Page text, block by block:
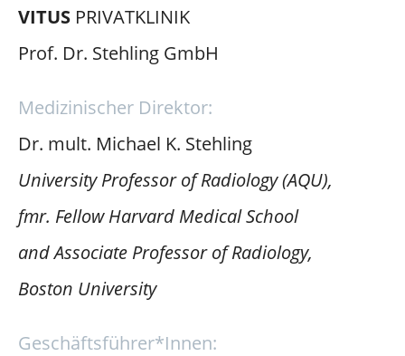
VITUS PRIVATKLINIK
Prof. Dr. Stehling GmbH
Medizinischer Direktor:
Dr. mult. Michael K. Stehling
University Professor of Radiology (AQU),
fmr. Fellow Harvard Medical School
and Associate Professor of Radiology,
Boston University
Geschäftsführer*Innen: